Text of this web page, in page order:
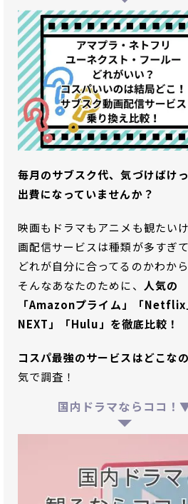
毎月のサブスク代、気づけばけ
出費になっていませんか？
映画もドラマもアニメも観たい
画配信サービスは種類が多すぎ
どれが自分に合ってるのかわか
そんなあなたのために、 人気の
「Amazonプライム」「Netflix
NEXT」「Hulu」を徹底比較！
コスパ最強のサービスはどこな
気で調査！
国内ドラマならココ！